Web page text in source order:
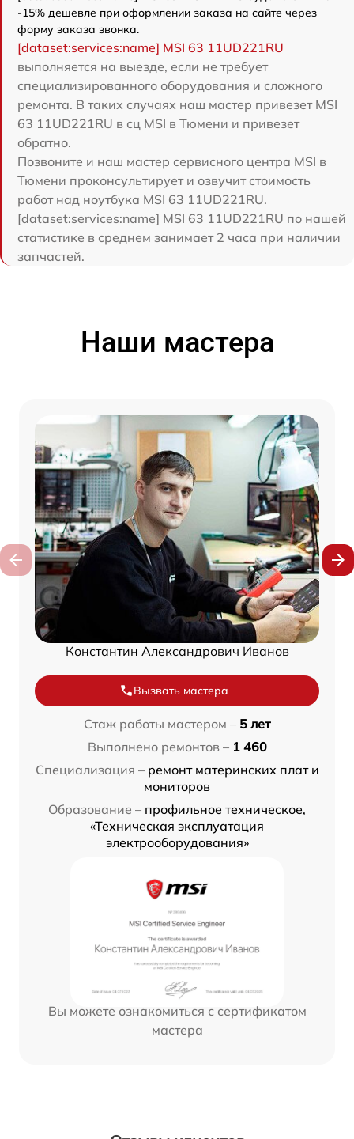
-15% дешевле при оформлении заказа на сайте через
форму заказа звонка.
[dataset:services:name] MSI 63 11UD221RU
выполняется на выезде, если не требует
специализированного оборудования и сложного
ремонта. В таких случаях наш мастер привезет MSI
63 11UD221RU в сц MSI в Тюмени и привезет
обратно.
Позвоните и наш мастер сервисного центра MSI в
Тюмени проконсультирует и озвучит стоимость
работ над ноутбука MSI 63 11UD221RU.
[dataset:services:name] MSI 63 11UD221RU по нашей
статистике в среднем занимает 2 часа при наличии
запчастей.
Наши мастера
Константин Александрович Иванов
Вызвать мастера
Стаж работы мастером – 5 лет
Выполнено ремонтов – 1 460
Специализация – ремонт материнских плат и
мониторов
Образование – профильное техническое,
«Техническая эксплуатация
электрооборудования»
Вы можете ознакомиться с сертификатом
мастера